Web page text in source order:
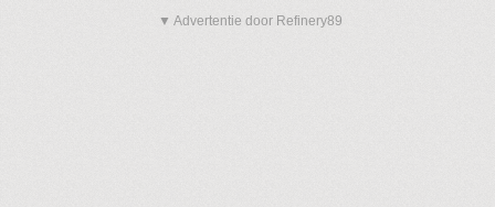
▼ Advertentie door Refinery89